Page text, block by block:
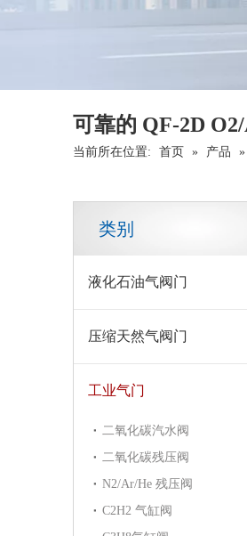
可靠的 QF-2D
当前所在位置: 首页 » 产品 »
类别
液化石油气阀门
压缩天然气阀门
工业气门
二氧化碳汽水阀
二氧化碳残压阀
N2/Ar/He 残压阀
C2H2 气缸阀